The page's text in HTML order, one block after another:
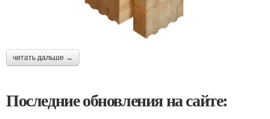
читать дальше →
Последние обновления на сайте: